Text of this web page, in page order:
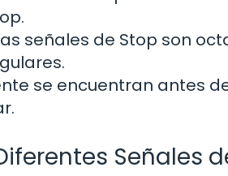
señales de Stop son
se encuentran antes
Señales